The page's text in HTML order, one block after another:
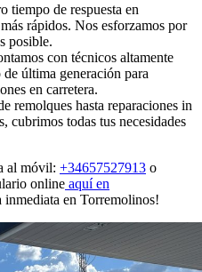
tiempo de respuesta en
rápidos. Nos esforzamos por
posible.
con técnicos altamente
última generación para
en carretera.
remolques hasta reparaciones in
cubrimos todas tus necesidades
al móvil: +34657527913 o
online aquí en
inmediata en Torremolinos!